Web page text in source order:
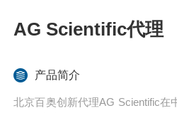
AG Scientific代理
产品简介
北京百奥创新代理AG Scientific在